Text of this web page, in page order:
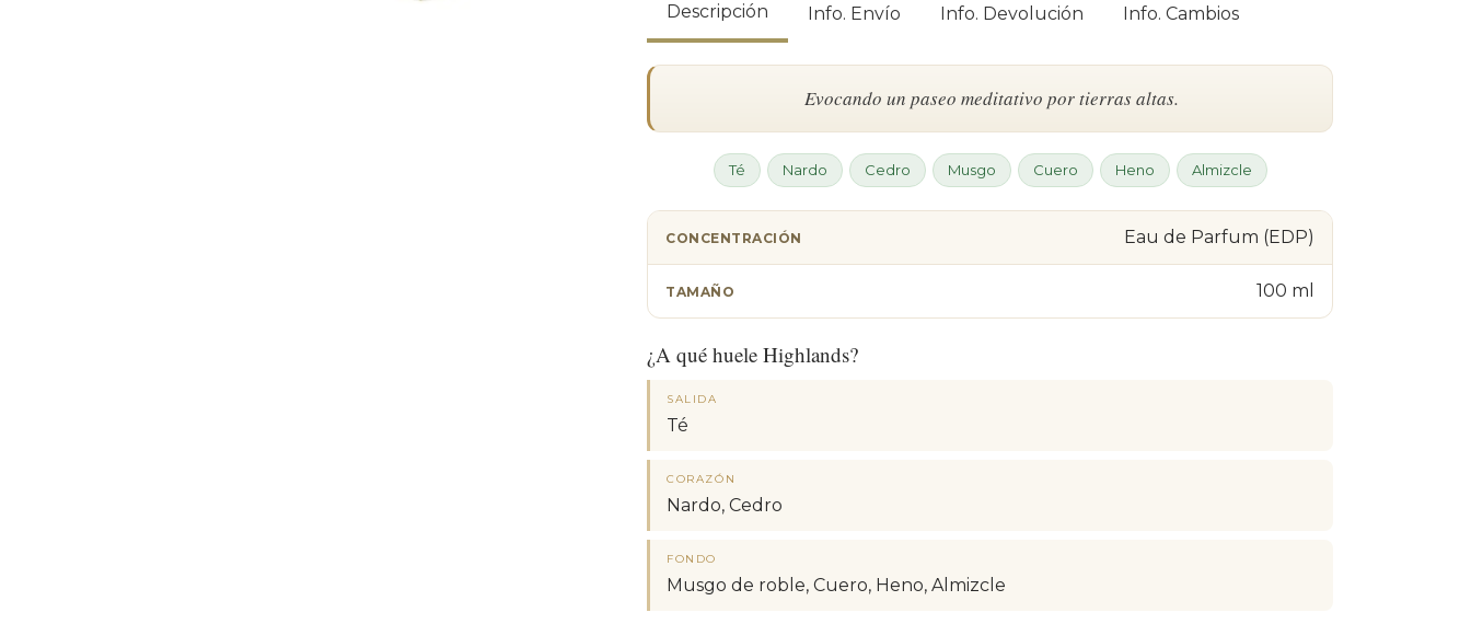
Descripción Info. Envío Info. Devolución Info. Cambios
Evocando un paseo meditativo por tierras altas.
Té Nardo Cedro Musgo Cuero Heno Almizcle
CONCENTRACIÓN Eau de Parfum (EDP)
TAMAÑO 100 ml
¿A qué huele Highlands?
SALIDA
Té
CORAZÓN
Nardo, Cedro
FONDO
Musgo de roble, Cuero, Heno, Almizcle